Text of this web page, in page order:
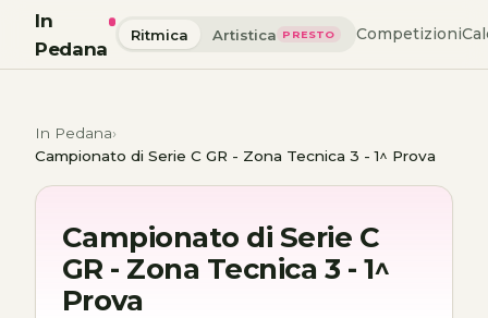
In
Pedana
Ritmica Artistica PRESTO Competizioni
In Pedana
Campionato di Serie C GR - Zona Tecnica 3 - 1^ Prova
Campionato di Serie C
GR - Zona Tecnica 3 - 1^
Prova